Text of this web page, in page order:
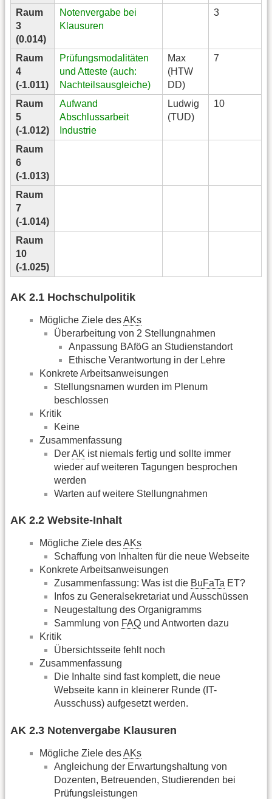
Raum
3
(0.014)
Notenvergabe bei
Klausuren
3
Raum
4
(-1.011)
Prüfungsmodalitäten
und Atteste (auch:
Nachteilsausgleiche)
Max
(HTW
DD)
7
Raum
5
(-1.012)
Aufwand
Abschlussarbeit
Industrie
Ludwig
(TUD)
10
Raum
6
(-1.013)
Raum
7
(-1.014)
Raum
10
(-1.025)
AK 2.1 Hochschulpolitik
Mögliche Ziele desAKs
Überarbeitung von 2 Stellungnahmen
Anpassung BAföG an Studienstandort
Ethische Verantwortung in der Lehre
Konkrete Arbeitsanweisungen
Stellungsnamen wurden im Plenum
beschlossen
Kritik
Keine
Zusammenfassung
DerAK ist niemals fertig und sollte immer
wieder auf weiteren Tagungen besprochen
werden
Warten auf weitere Stellungnahmen
AK 2.2 Website-Inhalt
Mögliche Ziele desAKs
Schaffung von Inhalten für die neue Webseite
Konkrete Arbeitsanweisungen
Zusammenfassung: Was ist die BuFaTa ET?
Infos zu Generalsekretariat und Ausschüssen
Neugestaltung des Organigramms
Sammlung von FAQ und Antworten dazu
Kritik
Übersichtsseite fehlt noch
Zusammenfassung
Die Inhalte sind fast komplett, die neue
Webseite kann in kleinerer Runde (IT-
Ausschuss) aufgesetzt werden.
AK 2.3 Notenvergabe Klausuren
Mögliche Ziele desAKs
Angleichung der Erwartungshaltung von
Dozenten, Betreuenden, Studierenden bei
Prüfungsleistungen